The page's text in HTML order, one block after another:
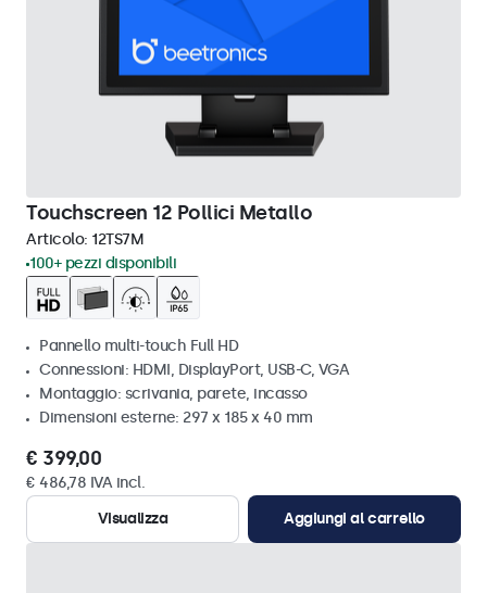
Touchscreen 12 Pollici Metallo
Articolo: 12TS7M
100+ pezzi disponibili
Pannello multi-touch Full HD
Connessioni: HDMI, DisplayPort, USB-C, VGA
Montaggio: scrivania, parete, incasso
Dimensioni esterne: 297 x 185 x 40 mm
€ 399,00
€ 486,78 IVA incl.
Visualizza
Aggiungi al carrello